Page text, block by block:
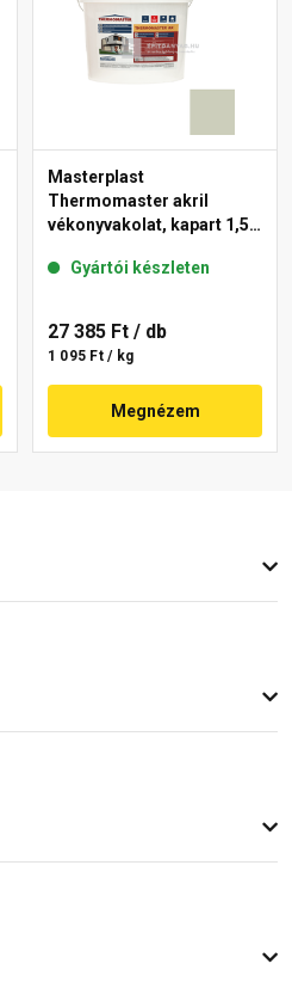
Masterplast
Thermomaster akril
vékonyvakolat, kapart 1,5
Gyártói készleten
27 385 Ft / db
1 095 Ft / kg
Megnézem